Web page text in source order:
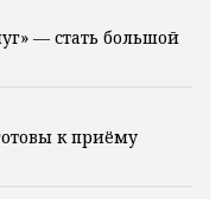
— стать большой
к приёму